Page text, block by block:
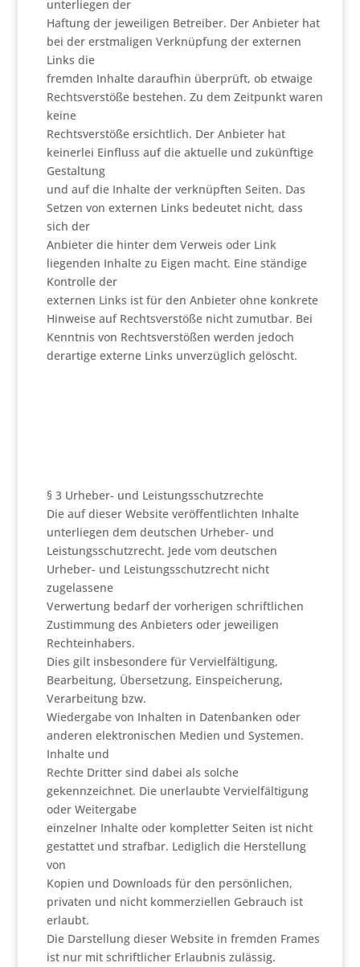
unterliegen der
Haftung der jeweiligen Betreiber. Der Anbieter hat
bei der erstmaligen Verknüpfung der externen
Links die
fremden Inhalte daraufhin überprüft, ob etwaige
Rechtsverstöße bestehen. Zu dem Zeitpunkt waren
keine
Rechtsverstöße ersichtlich. Der Anbieter hat
keinerlei Einfluss auf die aktuelle und zukünftige
Gestaltung
und auf die Inhalte der verknüpften Seiten. Das
Setzen von externen Links bedeutet nicht, dass
sich der
Anbieter die hinter dem Verweis oder Link
liegenden Inhalte zu Eigen macht. Eine ständige
Kontrolle der
externen Links ist für den Anbieter ohne konkrete
Hinweise auf Rechtsverstöße nicht zumutbar. Bei
Kenntnis von Rechtsverstößen werden jedoch
derartige externe Links unverzüglich gelöscht.
§ 3 Urheber- und Leistungsschutzrechte
Die auf dieser Website veröffentlichten Inhalte
unterliegen dem deutschen Urheber- und
Leistungsschutzrecht. Jede vom deutschen
Urheber- und Leistungsschutzrecht nicht
zugelassene
Verwertung bedarf der vorherigen schriftlichen
Zustimmung des Anbieters oder jeweiligen
Rechteinhabers.
Dies gilt insbesondere für Vervielfältigung,
Bearbeitung, Übersetzung, Einspeicherung,
Verarbeitung bzw.
Wiedergabe von Inhalten in Datenbanken oder
anderen elektronischen Medien und Systemen.
Inhalte und
Rechte Dritter sind dabei als solche
gekennzeichnet. Die unerlaubte Vervielfältigung
oder Weitergabe
einzelner Inhalte oder kompletter Seiten ist nicht
gestattet und strafbar. Lediglich die Herstellung
von
Kopien und Downloads für den persönlichen,
privaten und nicht kommerziellen Gebrauch ist
erlaubt.
Die Darstellung dieser Website in fremden Frames
ist nur mit schriftlicher Erlaubnis zulässig.